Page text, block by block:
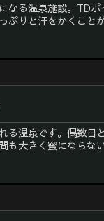
なる温泉施設。TD
ぷりと汗をかくこ
る温泉です。偶数
も大きく蜜になら